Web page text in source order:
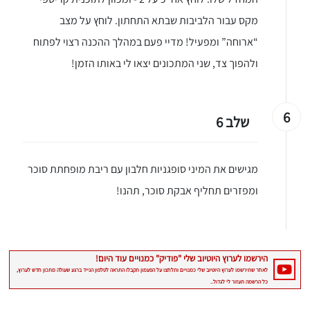
מקס עבור הלביבות שבתא התחתון. לוחץ על מצב
“ארוחה” ומפעיל! מדיי פעם במהלך ההכנה רצוי לפתוח
ולהפוך צד, שני המתכונים יצאו לי באותו הזמן!
6 שלב 6
מגישים את המיני סופגניות חלבון עם ריבת מופחתת סוכר
ומפזרים תחליף אבקת סוכר, תהנו!